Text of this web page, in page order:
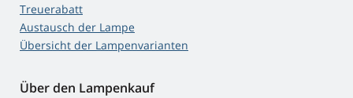
Treuerabatt
Austausch der Lampe
Übersicht der Lampenvarianten
Über den Lampenkauf